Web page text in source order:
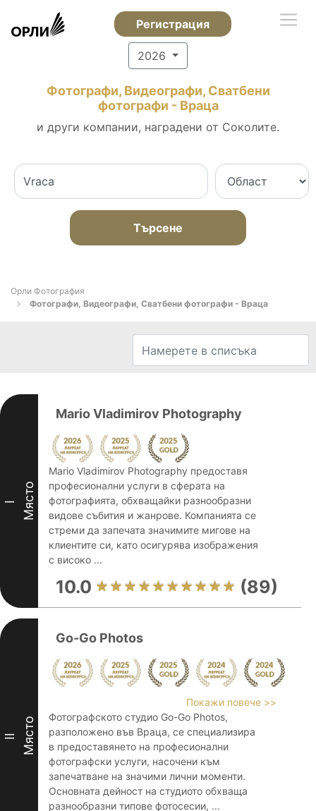
Регистрация
2026
Фотографи, Видеографи, Сватбени
фотографи - Враца
и други компании, наградени от Соколите.
Търсене
Орли Фотография
Фотографи, Видеографи, Сватбени фотографи - Враца
I Място
Mario Vladimirov Photography
Mario Vladimirov Photography предоставя
професионални услуги в сферата на
фотографията, обхващайки разнообразни
видове събития и жанрове. Компанията се
стреми да запечата значимите мигове на
клиентите си, като осигурява изображения
с високо ...
10.0 (89)
II Място
Go-Go Photos
Покажи повече >>
Фотографското студио Go-Go Photos,
разположено във Враца, се специализира
в предоставянето на професионални
фотографски услуги, насочени към
запечатване на значими лични моменти.
Основната дейност на студиото обхваща
разнообразни типове фотосесии, ...